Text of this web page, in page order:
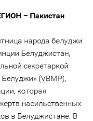
– Пакистан
народа белуджи
Белуджистан,
секретаркой
(VBMP),
которая
насильственных
в Белуджистане. В